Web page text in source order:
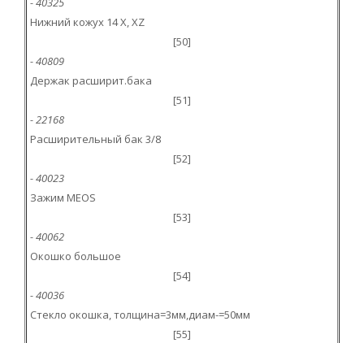
Нижний кожух 14 X, XZ
[50]
- 40809
Держак расширит.бака
[51]
- 22168
Расширительный бак 3/8
[52]
- 40023
Зажим MEOS
[53]
- 40062
Окошко большое
[54]
- 40036
Стекло окошка, толщина=3мм,диам-=50мм
[55]